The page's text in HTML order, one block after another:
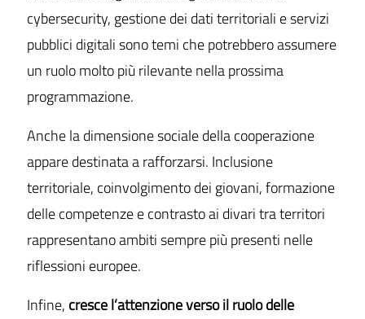
cybersecurity, gestione dei dati territoriali e servizi
pubblici digitali sono temi che potrebbero assumere
un ruolo molto più rilevante nella prossima
programmazione.
Anche la dimensione sociale della cooperazione
appare destinata a rafforzarsi. Inclusione
territoriale, coinvolgimento dei giovani, formazione
delle competenze e contrasto ai divari tra territori
rappresentano ambiti sempre più presenti nelle
riflessioni europee.
Infine, cresce l’attenzione verso il ruolo delle